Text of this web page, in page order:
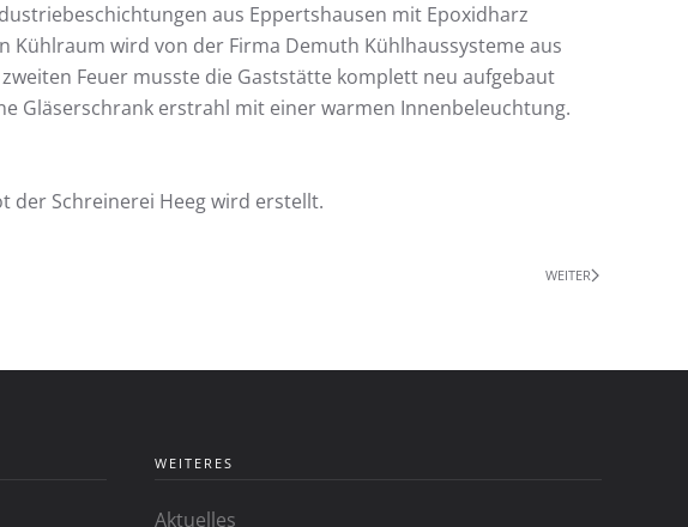
aus Eppertshausen mit Epoxidharz
Kühlraum wird von der Firma Demuth Kühlhaussysteme aus
Feuer musste die Gaststätte komplett neu aufgebaut
Gläserschrank erstrahl mit einer warmen Innenbeleuchtung.
der Schreinerei Heeg wird erstellt.
WEITER
WEITERES
Aktuelles